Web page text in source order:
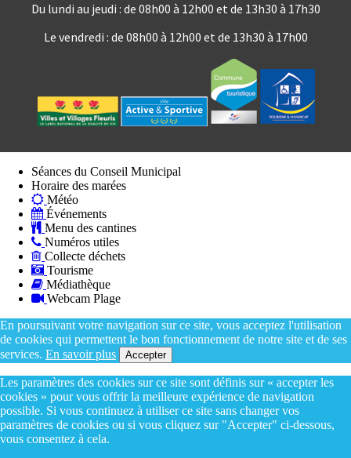
Du lundi au jeudi : de 08h00 à 12h00 et de 13h30 à 17h30
Le vendredi : de 08h00 à 12h00 et de 13h30 à 17h00
Séances du Conseil Municipal
Horaire des marées
Météo
Événements
Menu des cantines
Numéros utiles
Collecte déchets
Tourisme
Médiathèque
Webcam Plage
En poursuivant votre navigation sur ce site, vous acceptez l'utilisation
de cookies qui permettent le bon fonctionnement de notre site et de ses
services. En savoir plus Accepter
Les paramètres des cookies sur ce site sont définis sur « accepter les
cookies » pour vous offrir la meilleure expérience de navigation
possible. Si vous continuez à utiliser ce site sans changer vos
paramètres de cookies ou si vous cliquez sur "Accepter" ci-dessous,
vous consentez à cela.